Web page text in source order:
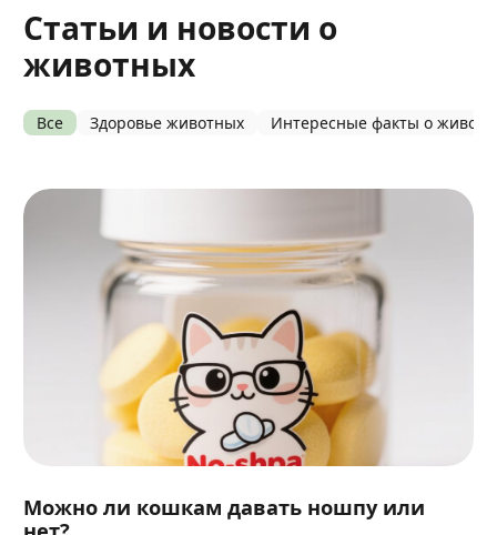
Статьи и новости о
животных
Все Здоровье животных Интересные факты о
Можно ли кошкам давать ношпу или